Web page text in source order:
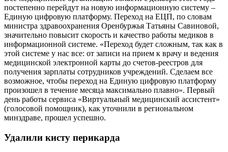
постепенно перейдут на новую информационную систему –
Единую цифровую платформу. Переход на ЕЦП, по словам
министра здравоохранения Оренбуржья Татьяны Савиновой,
значительно повысит скорость и качество работы медиков в
информационной системе. «Переход будет сложным, так как в
этой системе у нас все: от записи на прием к врачу и ведения
медицинской электронной карты до счетов-реестров для
получения зарплаты сотрудников учреждений. Сделаем все
возможное, чтобы переход на Единую цифровую платформу
произошел в течение месяца максимально плавно». Первый
день работы сервиса «Виртуальный медицинский ассистент»
(голосовой помощник), как уточнили в региональном
минздраве, прошел успешно.
Удалили кисту перикарда